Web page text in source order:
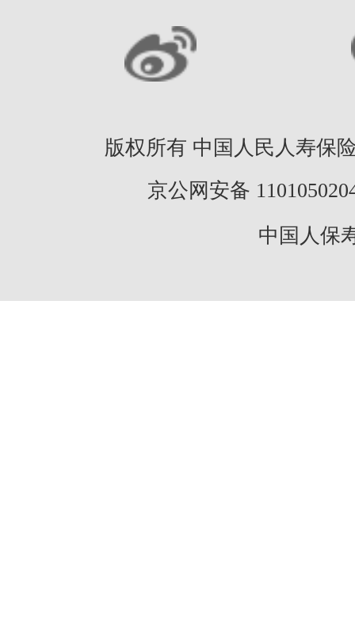
版权所有 中国人民人寿保
京公网安备
中国人保